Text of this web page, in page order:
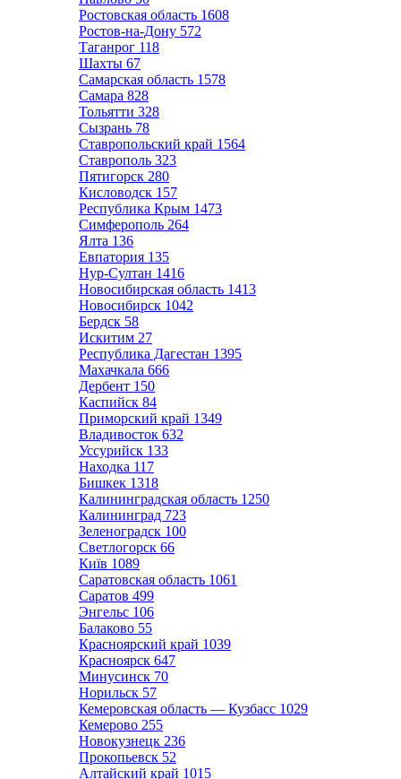
Ростовская область 1608
Ростов-на-Дону 572
Таганрог 118
Шахты 67
Самарская область 1578
Самара 828
Тольятти 328
Сызрань 78
Ставропольский край 1564
Ставрополь 323
Пятигорск 280
Кисловодск 157
Республика Крым 1473
Симферополь 264
Ялта 136
Евпатория 135
Нур-Султан 1416
Новосибирская область 1413
Новосибирск 1042
Бердск 58
Искитим 27
Республика Дагестан 1395
Махачкала 666
Дербент 150
Каспийск 84
Приморский край 1349
Владивосток 632
Уссурийск 133
Находка 117
Бишкек 1318
Калининградская область 1250
Калининград 723
Зеленоградск 100
Светлогорск 66
Київ 1089
Саратовская область 1061
Саратов 499
Энгельс 106
Балаково 55
Красноярский край 1039
Красноярск 647
Минусинск 70
Норильск 57
Кемеровская область — Кузбасс 1029
Кемерово 255
Новокузнецк 236
Прокопьевск 52
Алтайский край 1015